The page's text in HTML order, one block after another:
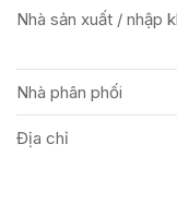
Nhà sản xuất / nhập
Nhà phân phối
Địa chỉ